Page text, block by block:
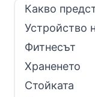
Какво
Устройство
Фитнесът
Храненето
Стойката